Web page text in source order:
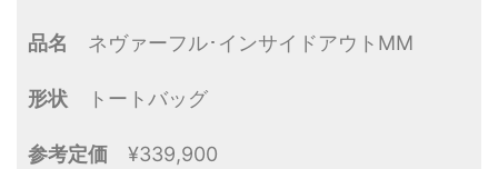
品名 ネヴァーフル･インサイドアウトMM
形状 トートバッグ
参考定価 ¥339,900